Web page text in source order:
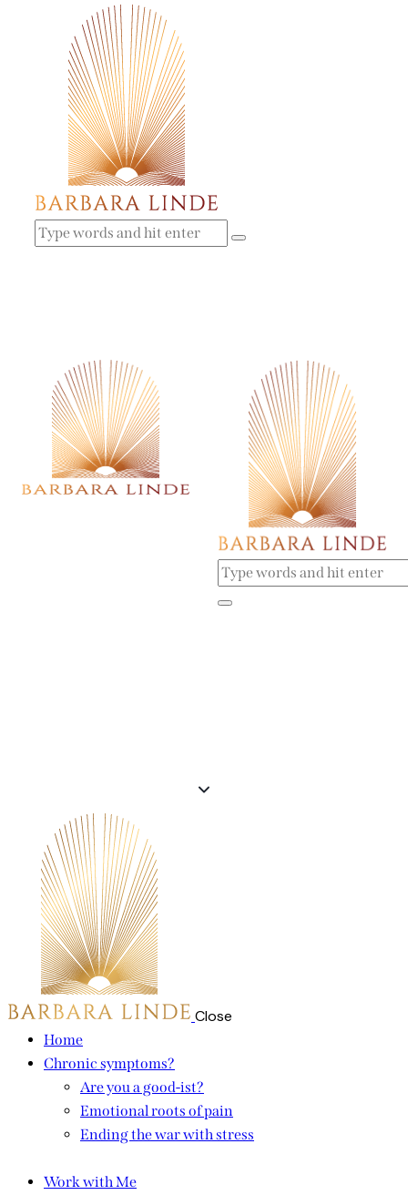
Close
Home
Chronic symptoms?
Are you a good-ist?
Emotional roots of pain
Ending the war with stress
Work with Me